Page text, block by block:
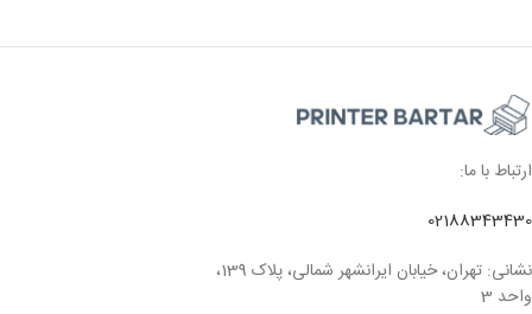
ارتباط با ما:
02188343430
نشانی: تهران، خیابان ایرانشهر شمالی، پلاک 139،
واحد 3